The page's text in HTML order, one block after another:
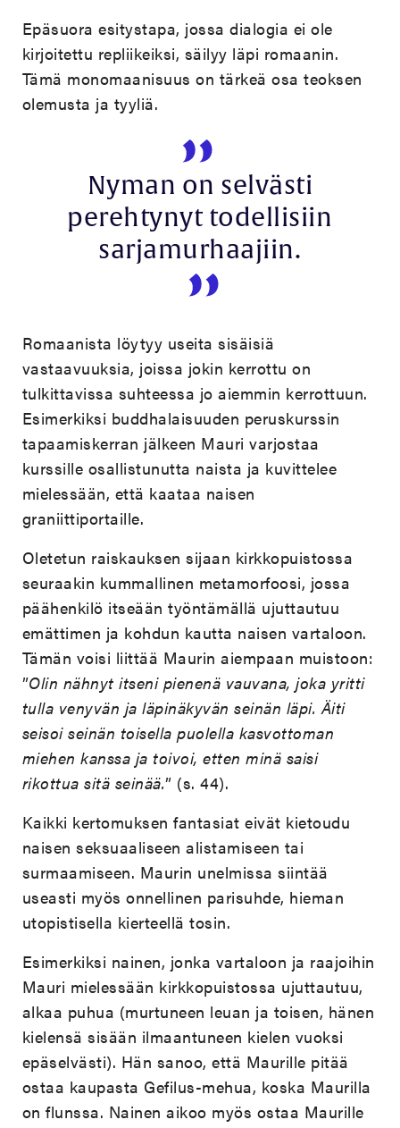
Epäsuora esitystapa, jossa dialogia ei ole
kirjoitettu repliikeiksi, säilyy läpi romaanin.
Tämä monomaanisuus on tärkeä osa teoksen
olemusta ja tyyliä.
Nyman on selvästi
perehtynyt todellisiin
sarjamurhaajiin.
Romaanista löytyy useita sisäisiä
vastaavuuksia, joissa jokin kerrottu on
tulkittavissa suhteessa jo aiemmin kerrottuun.
Esimerkiksi buddhalaisuuden peruskurssin
tapaamiskerran jälkeen Mauri varjostaa
kurssille osallistunutta naista ja kuvittelee
mielessään, että kaataa naisen
graniittiportaille.
Oletetun raiskauksen sijaan kirkkopuistossa
seuraakin kummallinen metamorfoosi, jossa
päähenkilö itseään työntämällä ujuttautuu
emättimen ja kohdun kautta naisen vartaloon.
Tämän voisi liittää Maurin aiempaan muistoon:
”Olin nähnyt itseni pienenä vauvana, joka yritti
tulla venyvän ja läpinäkyvän seinän läpi. Äiti
seisoi seinän toisella puolella kasvottoman
miehen kanssa ja toivoi, etten minä saisi
rikottua sitä seinää.” (s. 44).
Kaikki kertomuksen fantasiat eivät kietoudu
naisen seksuaaliseen alistamiseen tai
surmaamiseen. Maurin unelmissa siintää
useasti myös onnellinen parisuhde, hieman
utopistisella kierteellä tosin.
Esimerkiksi nainen, jonka vartaloon ja raajoihin
Mauri mielessään kirkkopuistossa ujuttautuu,
alkaa puhua (murtuneen leuan ja toisen, hänen
kielensä sisään ilmaantuneen kielen vuoksi
epäselvästi). Hän sanoo, että Maurille pitää
ostaa kaupasta Gefilus-mehua, koska Maurilla
on flunssa. Nainen aikoo myös ostaa Maurille